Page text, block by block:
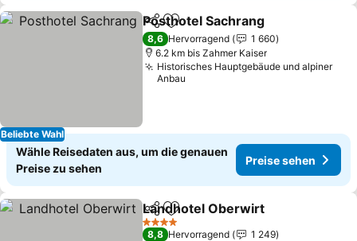
Beliebte Wahl
TeilenZu Favoriten hinzufügen
Posthotel Sachrang
8,6 Hervorragend
1 660
6.2 km bis Zahmer Kaiser
Historisches Hauptgebäude und alpiner
Anbau
Wähle Reisedaten aus, um die genauen
Preise zu sehen
Preise sehen
TeilenZu Favoriten hinzufügen
Landhotel Oberwirt
4 Sterne
8,8 Hervorragend
1 249